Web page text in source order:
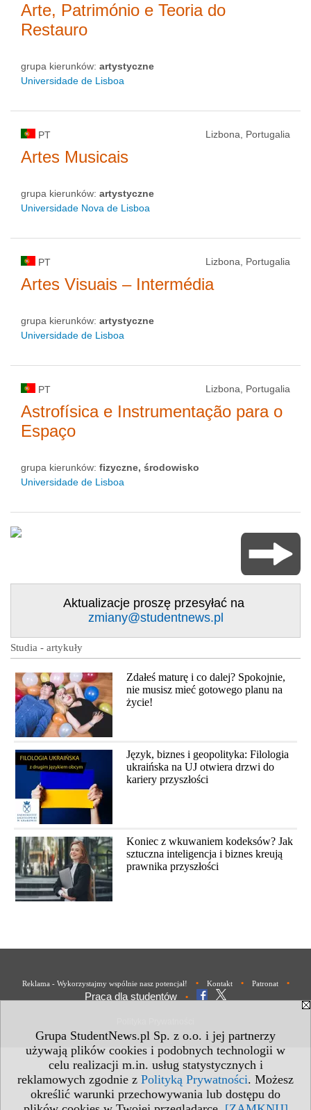
Grupa StudentNews.pl Sp. z o.o. i jej partnerzy
używają plików cookies i podobnych technologii w
celu realizacji m.in. usług statystycznych i
reklamowych zgodnie z Polityką Prywatności. Możesz
określić warunki przechowywania lub dostępu do
Arte, Património e Teoria do
Restauro
grupa kierunków: artystyczne
Universidade de Lisboa
PT Lizbona, Portugalia
Artes Musicais
grupa kierunków: artystyczne
Universidade Nova de Lisboa
PT Lizbona, Portugalia
Artes Visuais – Intermédia
grupa kierunków: artystyczne
Universidade de Lisboa
PT Lizbona, Portugalia
Astrofísica e Instrumentação para o
Espaço
grupa kierunków: fizyczne, środowisko
Universidade de Lisboa
Aktualizacje proszę przesyłać na
zmiany@studentnews.pl
Studia - artykuły
Zdałeś maturę i co dalej? Spokojnie,
nie musisz mieć gotowego planu na
życie!
Język, biznes i geopolityka: Filologia
ukraińska na UJ otwiera drzwi do
kariery przyszłości
Koniec z wkuwaniem kodeksów? Jak
sztuczna inteligencja i biznes kreują
prawnika przyszłości
Reklama - Wykorzystajmy wspólnie nasz potencjał! • Kontakt • Patronat •
Praca dla studentów •